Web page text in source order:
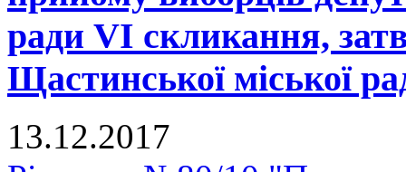
ради VI скликання,
Щастинської міської
13.12.2017